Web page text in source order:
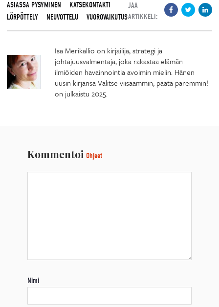
ASIASSA PYSYMINEN
KATSEKONTAKTI
LÖRPÖTTELY
NEUVOTTELU VUOROVAIKUTUS
JAA
ARTIKKELI:
Isa Merikallio on kirjailija, strategi ja
johtajuusvalmentaja, joka rakastaa elämän
ilmiöiden havainnointia avoimin mielin. Hänen
uusin kirjansa Valitse viisaammin, päätä paremmin!
on julkaistu 2025.
Kommentoi Ohjeet
Nimi